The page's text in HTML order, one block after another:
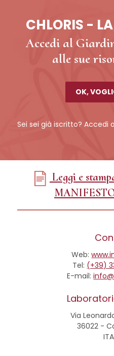
CHLORIS -
Accedi al
alle sue
OK,
Sei sei già iscritto? Accedi
Leggi e
Web:
Tel: (+39)
E-mail:
Via
36022 -